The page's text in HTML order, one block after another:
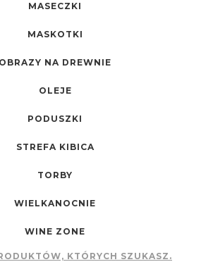
MASECZKI
MASKOTKI
OBRAZY NA DREWNIE
OLEJE
PODUSZKI
STREFA KIBICA
TORBY
WIELKANOCNIE
WINE ZONE
KTÓRYCH SZUKASZ.